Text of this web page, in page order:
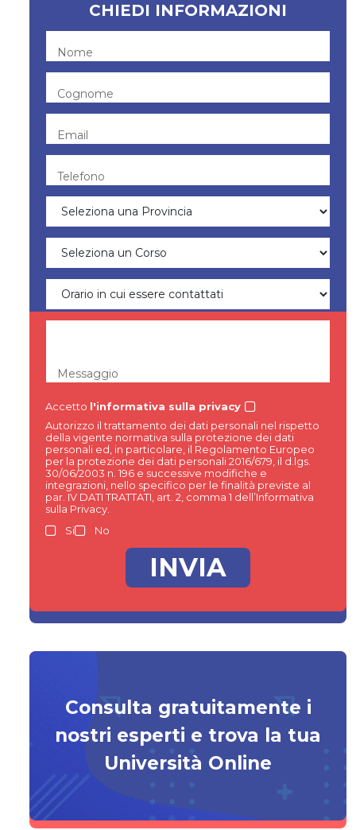
CHIEDI INFORMAZIONI
Nome
Cognome
Email
Telefono
Messaggio
Accetto l'informativa sulla privacy
Autorizzo il trattamento dei dati personali nel rispetto
della vigente normativa sulla protezione dei dati
personali ed, in particolare, il Regolamento Europeo
per la protezione dei dati personali 2016/679, il d.lgs.
30/06/2003 n. 196 e successive modifiche e
integrazioni, nello specifico per le finalità previste al
par. IV DATI TRATTATI, art. 2, comma 1 dell’Informativa
sulla Privacy.
Si
No
Consulta gratuitamente i
nostri esperti e trova la tua
Università Online